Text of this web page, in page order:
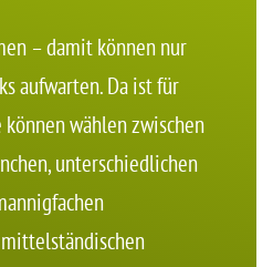
– damit können nur
aufwarten. Da ist für
wählen zwischen
unterschiedlichen